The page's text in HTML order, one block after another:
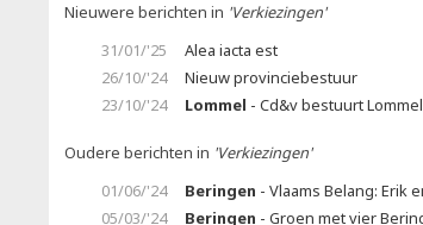
Nieuwere berichten in 'Verkiezingen'
31/01/'25
Alea iacta est
26/10/'24
Nieuw provinciebestuur
23/10/'24
Lommel - Cd&v bestuurt
Oudere berichten in 'Verkiezingen'
01/06/'24
Beringen - Vlaams Belang: Erik
05/03/'24
Beringen - Groen met vier